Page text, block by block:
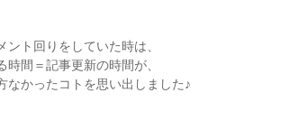
ント回りをしていた時は、
時間＝記事更新の時間が、
なかったコトを思い出しました♪